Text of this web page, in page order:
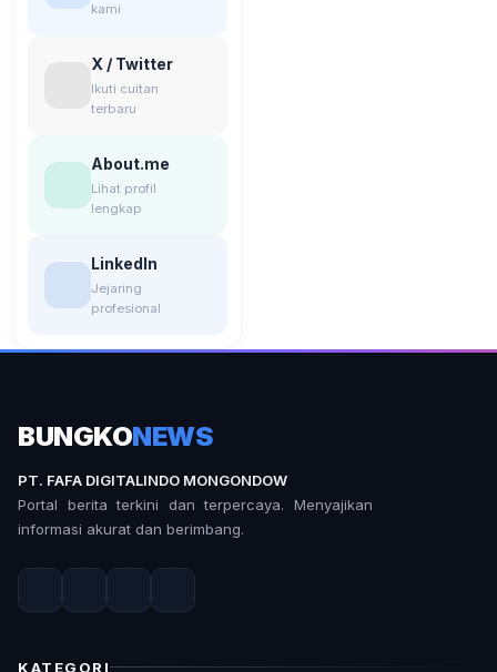
kami
X / Twitter
Ikuti cuitan
terbaru
About.me
Lihat profil
lengkap
LinkedIn
Jejaring
profesional
BUNGKONEWS
PT. FAFA DIGITALINDO MONGONDOW
Portal berita terkini dan terpercaya. Menyajikan
informasi akurat dan berimbang.
KATEGORI